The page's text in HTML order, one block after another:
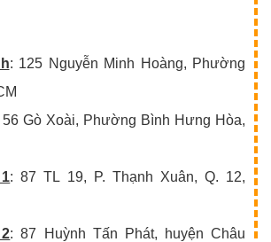
: 125 Nguyễn Minh Hoàng, Phường
56 Gò Xoài, Phường Bình Hưng Hòa,
: 87 TL 19, P. Thạnh Xuân, Q. 12,
: 87 Huỳnh Tấn Phát, huyện Châu